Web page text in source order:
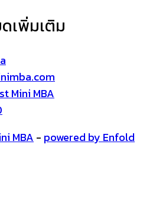
เพิ่มเติม
Mini MBA
MBA - powered by Enfold